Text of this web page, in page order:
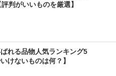
判がいいものを厳選】
れる品物人気ランキング5
けないものは何？】